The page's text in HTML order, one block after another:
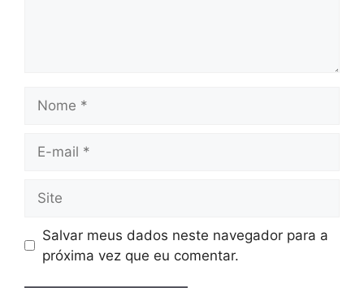
mail
Salvar meus dados neste navegador para a
próxima vez que eu comentar.